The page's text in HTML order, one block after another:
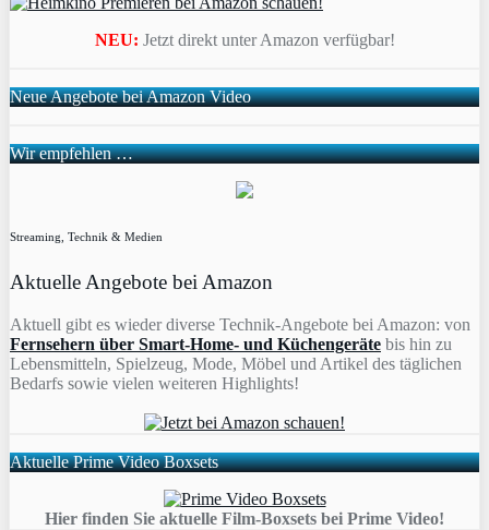
NEU: Jetzt direkt unter Amazon verfügbar!
Neue Angebote bei Amazon Video
Wir empfehlen …
Streaming, Technik & Medien
Aktuelle Angebote bei Amazon
Aktuell gibt es wieder diverse Technik-Angebote bei Amazon: von
Fernsehern über Smart-Home- und Küchengeräte bis hin zu
Lebensmitteln, Spielzeug, Mode, Möbel und Artikel des täglichen
Bedarfs sowie vielen weiteren Highlights!
Aktuelle Prime Video Boxsets
Hier finden Sie aktuelle Film-Boxsets bei Prime Video!